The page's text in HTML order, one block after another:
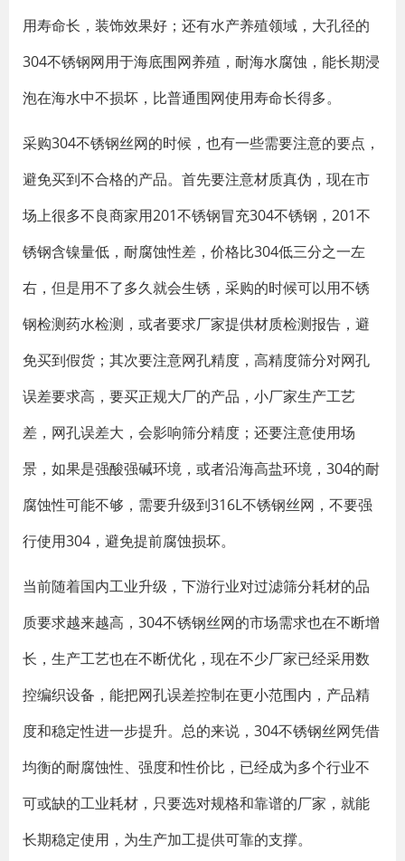
用寿命长，装饰效果好；还有水产养殖领域，大孔径的
304不锈钢网用于海底围网养殖，耐海水腐蚀，能长期浸
泡在海水中不损坏，比普通围网使用寿命长得多。
采购304不锈钢丝网的时候，也有一些需要注意的要点，
避免买到不合格的产品。首先要注意材质真伪，现在市
场上很多不良商家用201不锈钢冒充304不锈钢，201不
锈钢含镍量低，耐腐蚀性差，价格比304低三分之一左
右，但是用不了多久就会生锈，采购的时候可以用不锈
钢检测药水检测，或者要求厂家提供材质检测报告，避
免买到假货；其次要注意网孔精度，高精度筛分对网孔
误差要求高，要买正规大厂的产品，小厂家生产工艺
差，网孔误差大，会影响筛分精度；还要注意使用场
景，如果是强酸强碱环境，或者沿海高盐环境，304的耐
腐蚀性可能不够，需要升级到316L不锈钢丝网，不要强
行使用304，避免提前腐蚀损坏。
当前随着国内工业升级，下游行业对过滤筛分耗材的品
质要求越来越高，304不锈钢丝网的市场需求也在不断增
长，生产工艺也在不断优化，现在不少厂家已经采用数
控编织设备，能把网孔误差控制在更小范围内，产品精
度和稳定性进一步提升。总的来说，304不锈钢丝网凭借
均衡的耐腐蚀性、强度和性价比，已经成为多个行业不
可或缺的工业耗材，只要选对规格和靠谱的厂家，就能
长期稳定使用，为生产加工提供可靠的支撑。